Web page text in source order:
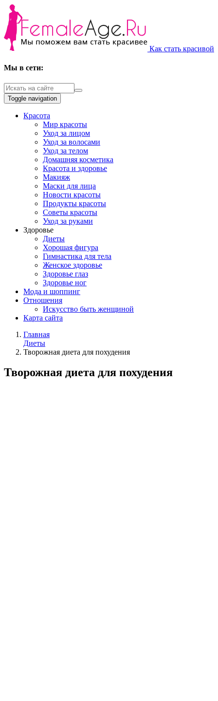
Как стать красивой
Мы в сети:
Toggle navigation
Красота
Мир красоты
Уход за лицом
Уход за волосами
Уход за телом
Домашняя косметика
Красота и здоровье
Макияж
Маски для лица
Новости красоты
Продукты красоты
Советы красоты
Уход за руками
Здоровье
Диеты
Хорошая фигура
Гимнастика для тела
Женское здоровье
Здоровье глаз
Здоровье ног
Мода и шоппинг
Отношения
Искусство быть женщиной
Карта сайта
Главная
Диеты
Творожная диета для похудения
Творожная диета для похудения